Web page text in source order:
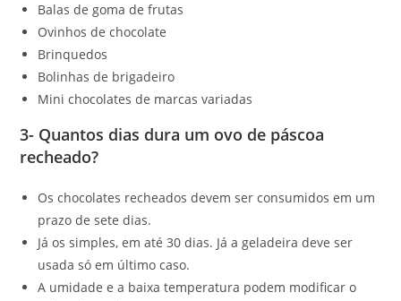
Balas de goma de frutas
Ovinhos de chocolate
Brinquedos
Bolinhas de brigadeiro
Mini chocolates de marcas variadas
3- Quantos dias dura um ovo de páscoa
recheado?
Os chocolates recheados devem ser consumidos em um
prazo de sete dias.
Já os simples, em até 30 dias. Já a geladeira deve ser
usada só em último caso.
A umidade e a baixa temperatura podem modificar o